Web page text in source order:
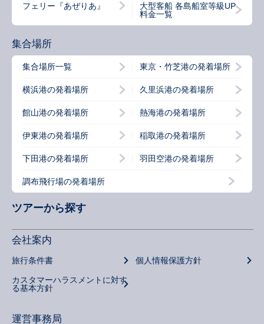
フェリー『あぜりあ』
大型客船 各島船室等級UP
料金一覧
集合場所
集合場所一覧 東京・竹芝港の発着場所
横浜港の発着場所 久里浜港の発着場所
館山港の発着場所 熱海港の発着場所
伊東港の発着場所 稲取港の発着場所
下田港の発着場所 羽田空港の発着場所
調布飛行場の発着場所
ツアーから探す
会社案内
旅行条件書 個人情報保護方針
カスタマーハラスメントに対す
る基本方針
運営事務局